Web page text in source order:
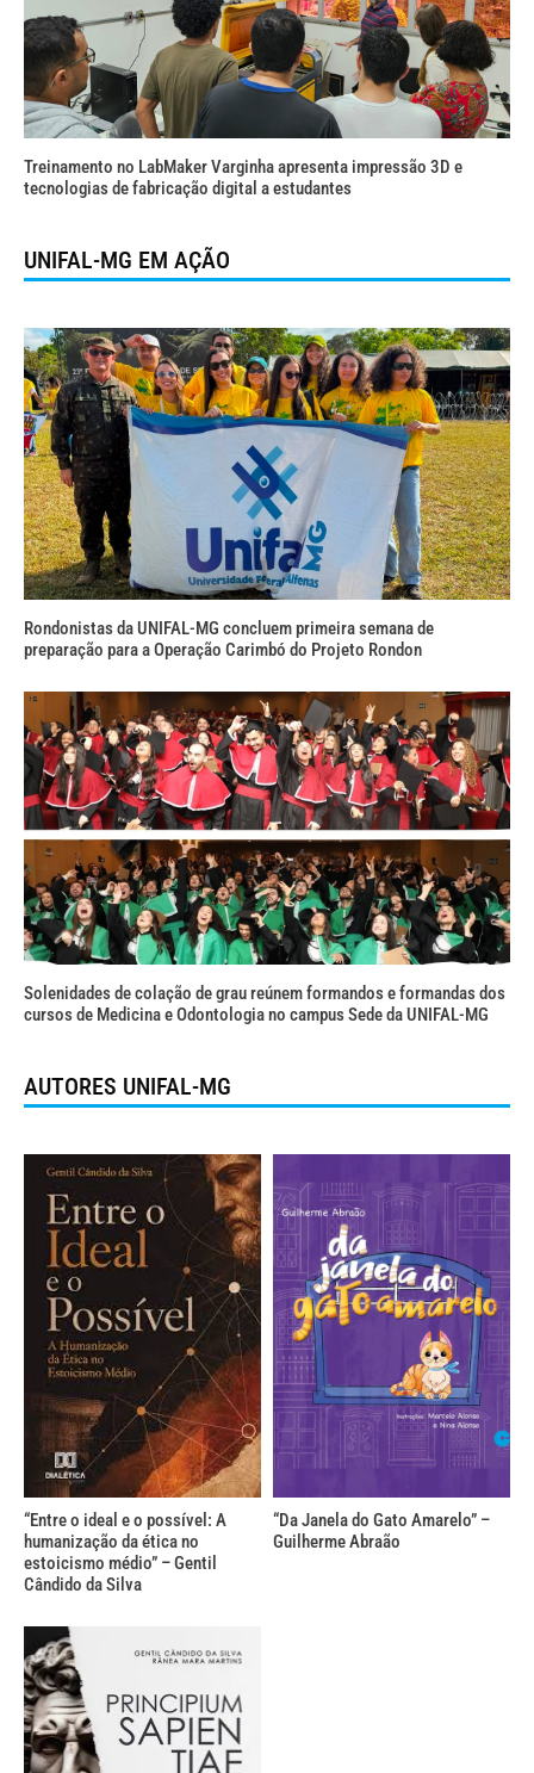
Treinamento no LabMaker Varginha apresenta impressão 3D e
tecnologias de fabricação digital a estudantes
UNIFAL-MG EM AÇÃO
Rondonistas da UNIFAL-MG concluem primeira semana de
preparação para a Operação Carimbó do Projeto Rondon
Solenidades de colação de grau reúnem formandos e formandas dos
cursos de Medicina e Odontologia no campus Sede da UNIFAL-MG
AUTORES UNIFAL-MG
“Entre o ideal e o possível: A
humanização da ética no
estoicismo médio” – Gentil
Cândido da Silva
“Da Janela do Gato Amarelo” –
Guilherme Abraão